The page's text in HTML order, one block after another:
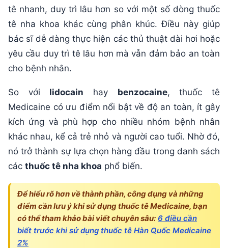
tê nhanh, duy trì lâu hơn so với một số dòng thuốc
tê nha khoa khác cùng phân khúc. Điều này giúp
bác sĩ dễ dàng thực hiện các thủ thuật dài hơi hoặc
yêu cầu duy trì tê lâu hơn mà vẫn đảm bảo an toàn
cho bệnh nhân.
So với lidocain hay benzocaine, thuốc tê
Medicaine có ưu điểm nổi bật về độ an toàn, ít gây
kích ứng và phù hợp cho nhiều nhóm bệnh nhân
khác nhau, kể cả trẻ nhỏ và người cao tuổi. Nhờ đó,
nó trở thành sự lựa chọn hàng đầu trong danh sách
các thuốc tê nha khoa phổ biến.
Để hiểu rõ hơn về thành phần, công dụng và những
điểm cần lưu ý khi sử dụng thuốc tê Medicaine, bạn
có thể tham khảo bài viết chuyên sâu: 6 điều cần
biết trước khi sử dụng thuốc tê Hàn Quốc Medicaine
2%